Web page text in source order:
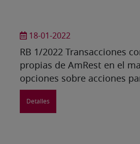
18-01-2022
RB 1/2022 Transacciones
propias de AmRest en el
opciones sobre acciones
Detalles